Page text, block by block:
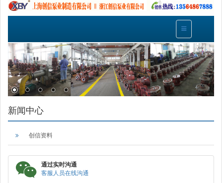
新闻中心
创信资料
通过实时沟通
客服人员在线沟通